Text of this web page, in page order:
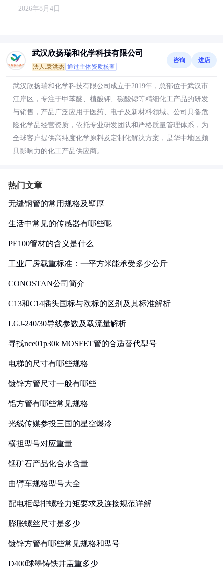
2026年8月4日
武汉欣扬瑞和化学科技有限公司
法人:袁洪杰 通过主体资质核查
咨询 进店
武汉欣扬瑞和化学科技有限公司成立于2019年，总部位于武汉市
江岸区，专注于甲苯醚、植酸钾、碳酸锶等精细化工产品的研发
与销售，产品广泛应用于医药、电子及新材料领域。公司具备危
险化学品经营资质，依托专业研发团队和严格质量管理体系，为
全球客户提供高纯度化学原料及定制化解决方案，是华中地区颇
具影响力的化工产品供应商。
热门文章
无缝钢管的常用规格及壁厚
生活中常见的传感器有哪些呢
PE100管材的含义是什么
工业厂房载重标准：一平方米能承受多少公斤
CONOSTAN公司简介
C13和C14插头国标与欧标的区别及其标准解析
LGJ-240/30导线参数及载流量解析
寻找nce01p30k MOSFET管的合适替代型号
电梯的尺寸有哪些规格
镀锌方管尺寸一般有哪些
铝方管有哪些常见规格
光线传媒参投三国的星空爆冷
横担型号对应重量
锰矿石产品化合水含量
曲臂车规格型号大全
配电柜母排螺栓力矩要求及连接规范详解
膨胀螺丝尺寸是多少
镀锌方管有哪些常见规格和型号
D400球墨铸铁井盖重多少